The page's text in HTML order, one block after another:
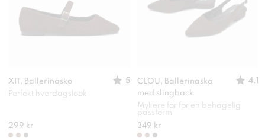
XIT, Ballerinasko
5
Perfekt hverdagslook
299 kr
CLOU, Ballerinasko
med slingback
4.1
Mykere for for en behagelig
passform
349 kr